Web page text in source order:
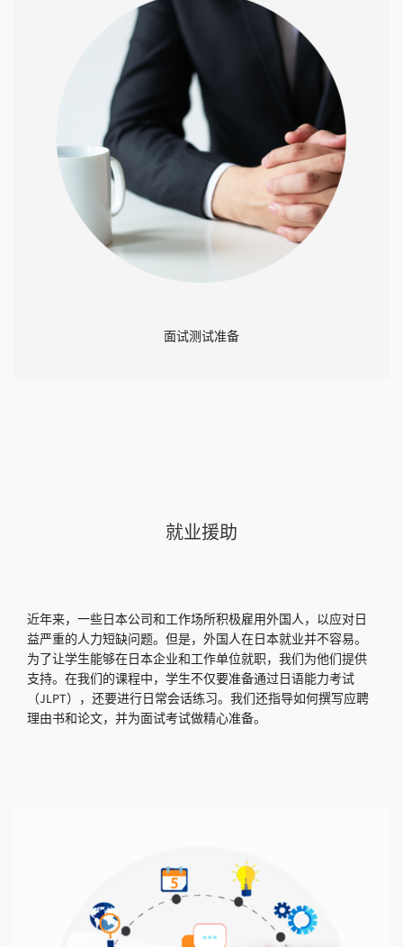
面试测试准备
就业援助
近年来，一些日本公司和工作场所积极雇用外国人，以应对日
益严重的人力短缺问题。但是，外国人在日本就业并不容易。
为了让学生能够在日本企业和工作单位就职，我们为他们提供
支持。在我们的课程中，学生不仅要准备通过日语能力考试
（JLPT），还要进行日常会话练习。我们还指导如何撰写应聘
理由书和论文，并为面试考试做精心准备。